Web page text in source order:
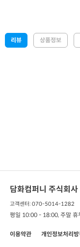
리뷰 상품정보
담화컴퍼니 주식회사
고객센터: 070-5014-1282
평일 10:00 - 18:00, 주말 휴
이용약관 개인정보처리방